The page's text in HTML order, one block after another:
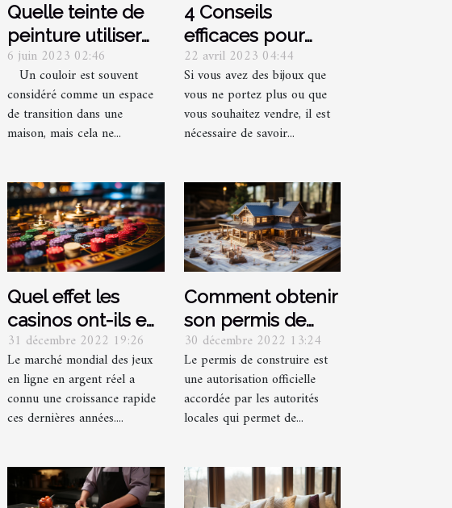
Quelle teinte de
peinture utiliser
pour un couloir et
ses portes ?
6 juin 2023 02:46
Un couloir est souvent
considéré comme un espace
de transition dans une
maison, mais cela ne...
4 Conseils
efficaces pour
racheter vos
bijoux
22 avril 2023 04:44
Si vous avez des bijoux que
vous ne portez plus ou que
vous souhaitez vendre, il est
nécessaire de savoir...
Quel effet les
casinos ont-ils eu
sur l'économie
mondiale ?
31 décembre 2022 19:26
Le marché mondial des jeux
en ligne en argent réel a
connu une croissance rapide
ces dernières années....
Comment obtenir
son permis de
construire ?
30 décembre 2022 13:24
Le permis de construire est
une autorisation officielle
accordée par les autorités
locales qui permet de...